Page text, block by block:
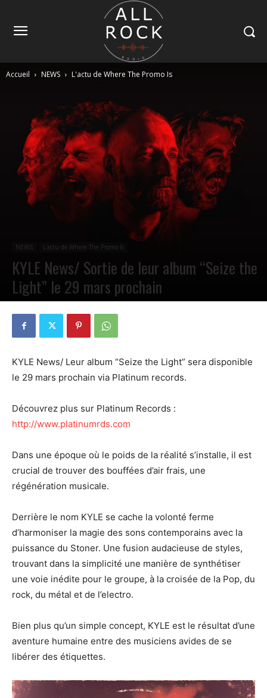
Accueil NEWS L'actu de Where The Promo Is
NEWS L'actu de Where The Promo Is
KYLE News/ Sortie de leur album “Seize the
Light” le 29 mars prochain
KYLE News/ Leur album “Seize the Light” sera disponible
le 29 mars prochain via Platinum records.
Découvrez plus sur Platinum Records :
http://www.platinumrds.com
Dans une époque où le poids de la réalité s’installe, il est
crucial de trouver des bouffées d’air frais, une
régénération musicale.
Derrière le nom KYLE se cache la volonté ferme
d’harmoniser la magie des sons contemporains avec la
puissance du Stoner. Une fusion audacieuse de styles,
trouvant dans la simplicité une manière de synthétiser
une voie inédite pour le groupe, à la croisée de la Pop, du
rock, du métal et de l’electro.
Bien plus qu’un simple concept, KYLE est le résultat d’une
aventure humaine entre des musiciens avides de se
libérer des étiquettes.